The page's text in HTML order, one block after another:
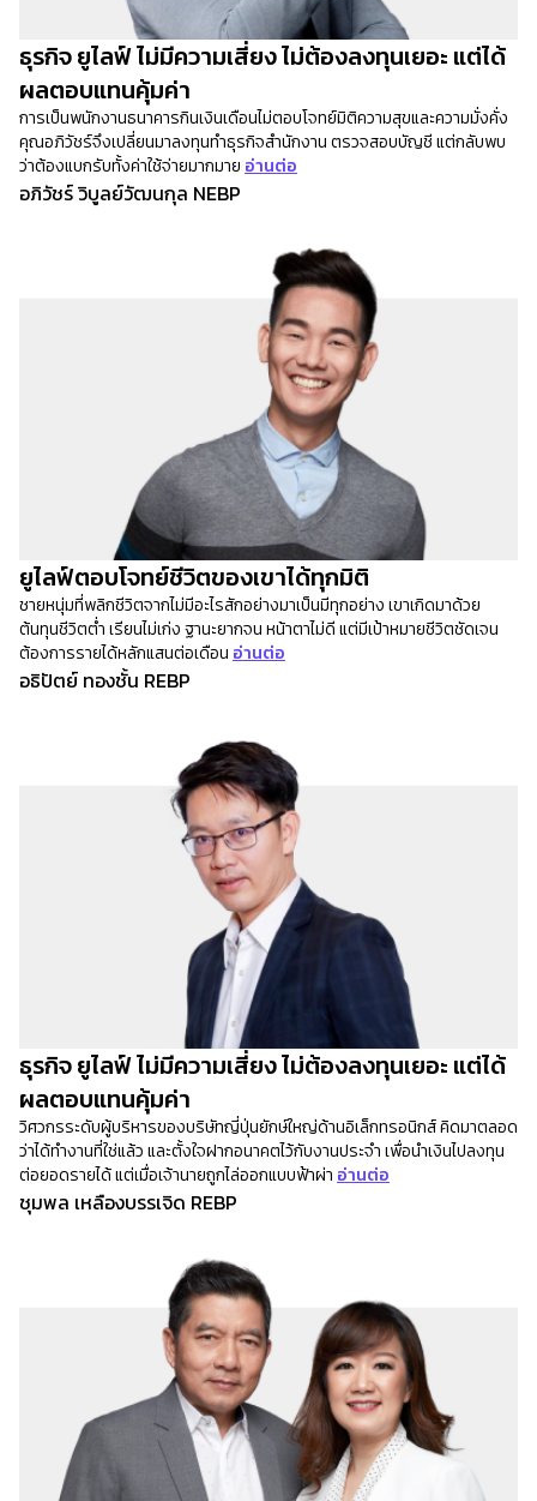
ธุรกิจ ยูไลฟ์ ไม่มีความเสี่ยง ไม่ต้องลงทุนเยอะ แต่ได้
ผลตอบแทนคุ้มค่า
การเป็นพนักงานธนาคารกินเงินเดือนไม่ตอบโจทย์มิติความสุขและความมั่งคั่ง
คุณอภิวัชร์จึงเปลี่ยนมาลงทุนทำธุรกิจสำนักงาน ตรวจสอบบัญชี แต่กลับพบ
ว่าต้องแบกรับทั้งค่าใช้จ่ายมากมาย อ่านต่อ
อภิวัชร์ วิบูลย์วัฒนกุล NEBP
ยูไลฟ์ตอบโจทย์ชีวิตของเขาได้ทุกมิติ
ชายหนุ่มที่พลิกชีวิตจากไม่มีอะไรสักอย่างมาเป็นมีทุกอย่าง เขาเกิดมาด้วย
ต้นทุนชีวิตต่ำ เรียนไม่เก่ง ฐานะยากจน หน้าตาไม่ดี แต่มีเป้าหมายชีวิตชัดเจน
ต้องการรายได้หลักแสนต่อเดือนอ่านต่อ
อธิปัตย์ ทองชั้น REBP
ธุรกิจ ยูไลฟ์ ไม่มีความเสี่ยง ไม่ต้องลงทุนเยอะ แต่ได้
ผลตอบแทนคุ้มค่า
วิศวกรระดับผู้บริหารของบริษัทญี่ปุ่นยักษ์ใหญ่ด้านอิเล็กทรอนิกส์ คิดมาตลอด
ว่าได้ทำงานที่ใช่แล้ว และตั้งใจฝากอนาคตไว้กับงานประจำ เพื่อนำเงินไปลงทุน
ต่อยอดรายได้ แต่เมื่อเจ้านายถูกไล่ออกแบบฟ้าผ่า อ่านต่อ
ชุมพล เหลืองบรรเจิด REBP